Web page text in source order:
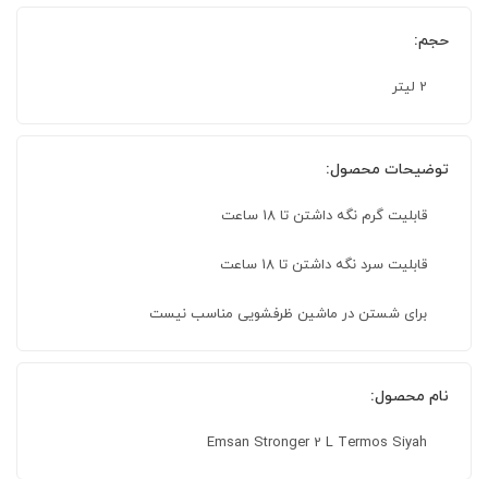
حجم:
2 لیتر
توضیحات محصول:
قابلیت گرم نگه داشتن تا 18 ساعت
قابلیت سرد نگه داشتن تا 18 ساعت
برای شستن در ماشین ظرفشویی مناسب نیست
نام محصول:
Emsan Stronger 2 L Termos Siyah